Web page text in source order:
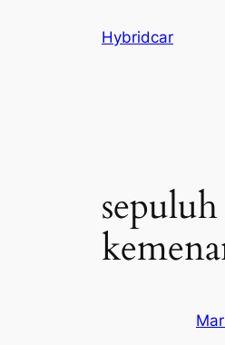
Hybridcar